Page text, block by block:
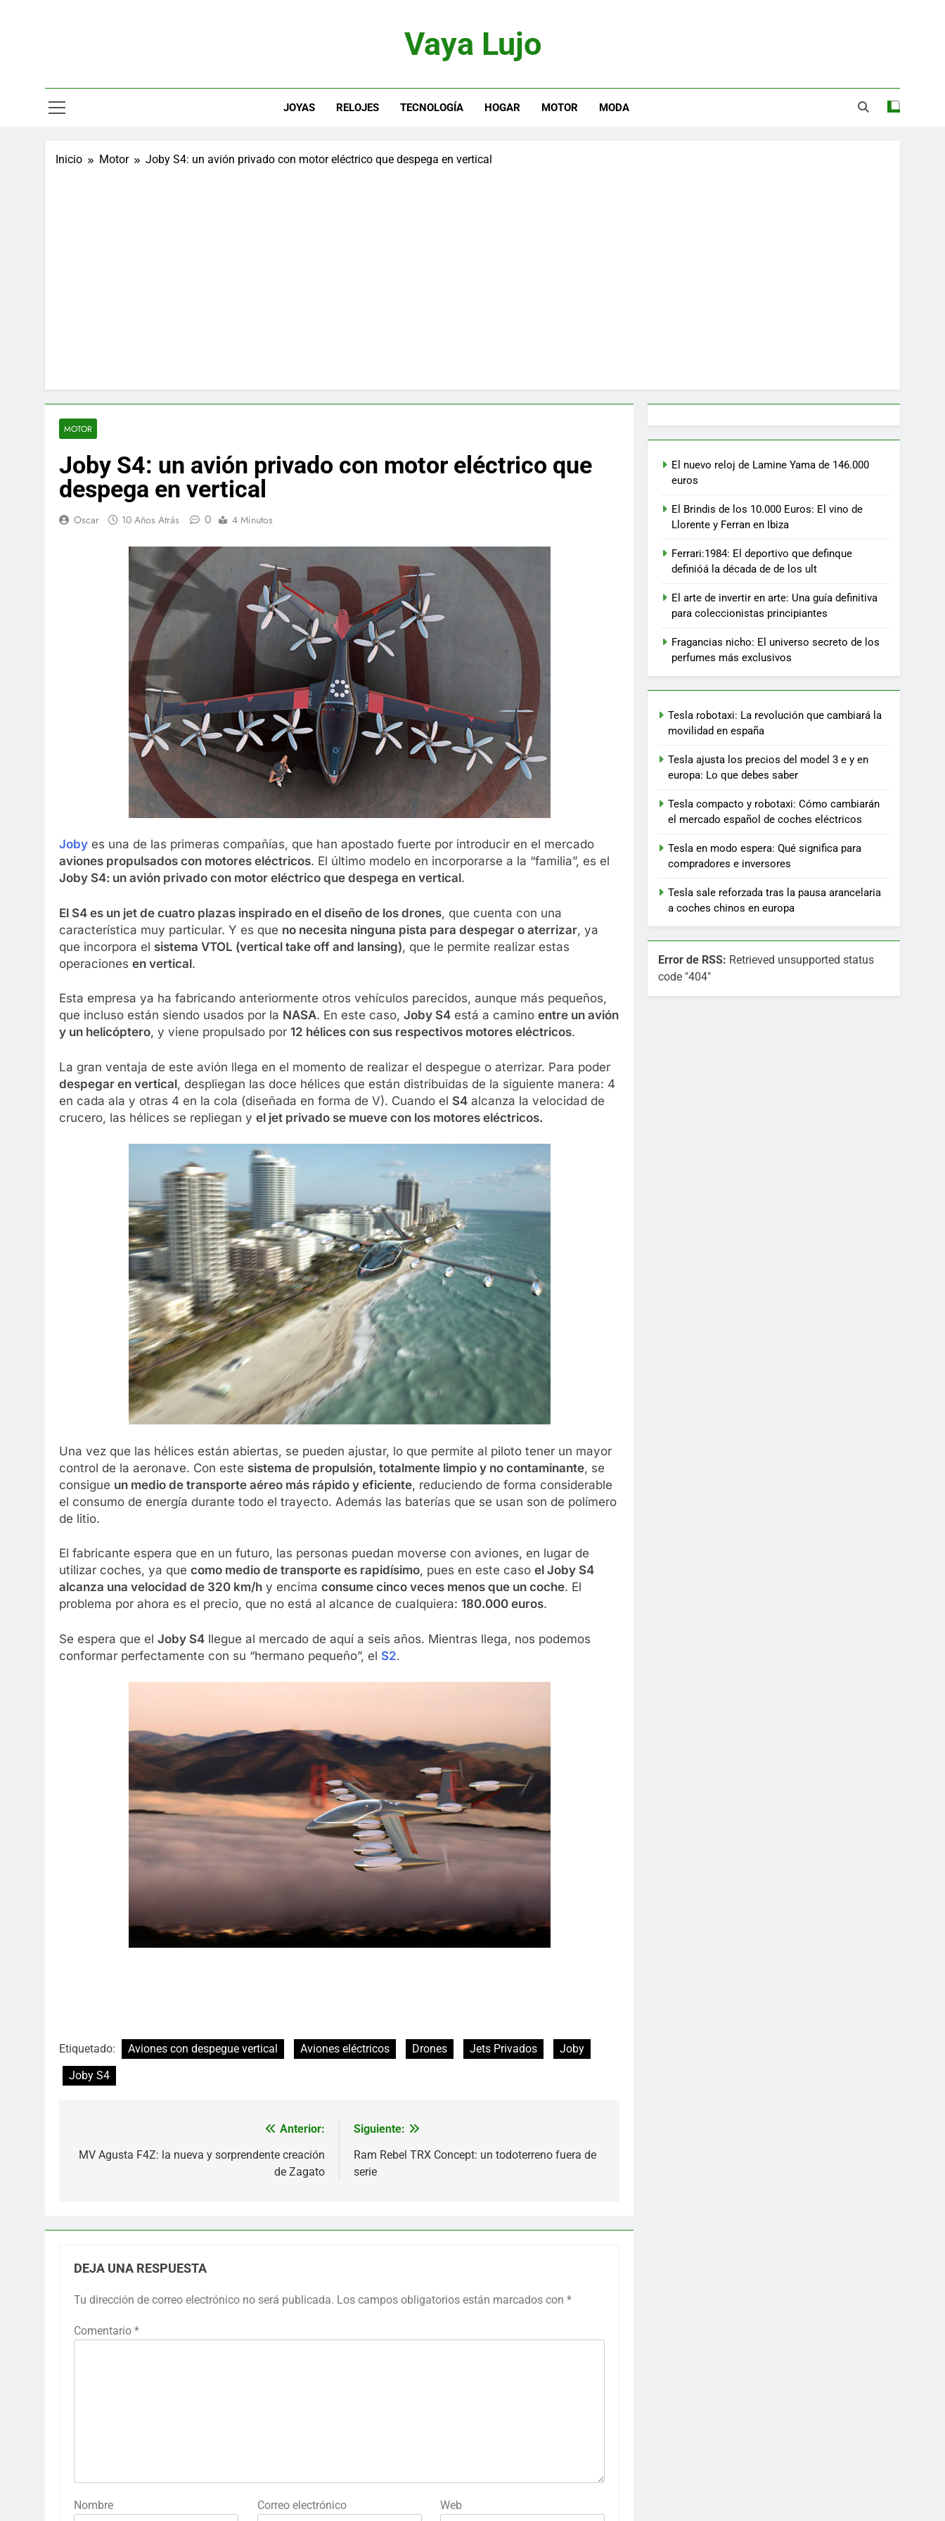
Vaya Lujo
JOYAS RELOJES TECNOLOGÍA HOGAR MOTOR MODA
Inicio Motor Joby S4: un avión privado con motor eléctrico que despega en vertical
MOTOR
Joby S4: un avión privado con motor eléctrico que
despega en vertical
Oscar 10 Años Atrás 0 4 Minutos
Joby es una de las primeras compañías, que han apostado fuerte por introducir en el mercado
aviones propulsados con motores eléctricos. El último modelo en incorporarse a la “familia”, es el
Joby S4: un avión privado con motor eléctrico que despega en vertical.
El S4 es un jet de cuatro plazas inspirado en el diseño de los drones, que cuenta con una
característica muy particular. Y es que no necesita ninguna pista para despegar o aterrizar, ya
que incorpora el sistema VTOL (vertical take off and lansing), que le permite realizar estas
operaciones en vertical.
Esta empresa ya ha fabricando anteriormente otros vehículos parecidos, aunque más pequeños,
que incluso están siendo usados por la NASA. En este caso, Joby S4 está a camino entre un avión
y un helicóptero, y viene propulsado por 12 hélices con sus respectivos motores eléctricos.
La gran ventaja de este avión llega en el momento de realizar el despegue o aterrizar. Para poder
despegar en vertical, despliegan las doce hélices que están distribuidas de la siguiente manera: 4
en cada ala y otras 4 en la cola (diseñada en forma de V). Cuando el S4 alcanza la velocidad de
crucero, las hélices se repliegan y el jet privado se mueve con los motores eléctricos.
Una vez que las hélices están abiertas, se pueden ajustar, lo que permite al piloto tener un mayor
control de la aeronave. Con este sistema de propulsión, totalmente limpio y no contaminante, se
consigue un medio de transporte aéreo más rápido y eficiente, reduciendo de forma considerable
el consumo de energía durante todo el trayecto. Además las baterías que se usan son de polímero
de litio.
El fabricante espera que en un futuro, las personas puedan moverse con aviones, en lugar de
utilizar coches, ya que como medio de transporte es rapidísimo, pues en este caso el Joby S4
alcanza una velocidad de 320 km/h y encima consume cinco veces menos que un coche. El
problema por ahora es el precio, que no está al alcance de cualquiera: 180.000 euros.
Se espera que el Joby S4 llegue al mercado de aquí a seis años. Mientras llega, nos podemos
conformar perfectamente con su “hermano pequeño”, el S2.
Etiquetado: Aviones con despegue vertical Aviones eléctricos Drones Jets Privados
Joby
Joby S4
de
Anterior:
MV Agusta F4Z: la nueva y sorprendente creación
de Zagato
Siguiente:
Ram Rebel TRX Concept: un todoterreno fuera de
serie
DEJA UNA RESPUESTA
Tu dirección de correo electrónico no será publicada. Los campos obligatorios están marcados con *
Comentario *
Nombre Correo electrónico Web
El nuevo reloj de Lamine Yama de 146.000
euros
El Brindis de los 10.000 Euros: El vino de
Llorente y Ferran en Ibiza
Ferrari:1984: El deportivo que definque
definióá la década de de los ult
El arte de invertir en arte: Una guía definitiva
para coleccionistas principiantes
Fragancias nicho: El universo secreto de los
perfumes más exclusivos
Tesla robotaxi: La revolución que cambiará la
movilidad en españa
Tesla ajusta los precios del model 3 e y en
europa: Lo que debes saber
Tesla compacto y robotaxi: Cómo cambiarán
el mercado español de coches eléctricos
Tesla en modo espera: Qué significa para
compradores e inversores
Tesla sale reforzada tras la pausa arancelaria
a coches chinos en europa
Error de RSS: Retrieved unsupported status
code "404"